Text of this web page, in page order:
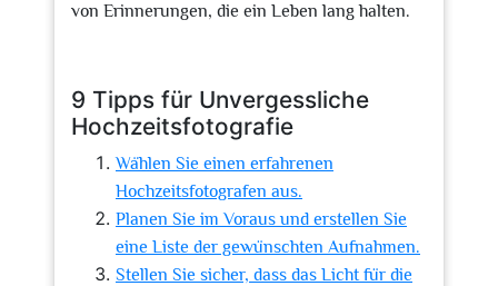
von Erinnerungen, die ein Leben lang halten.
9 Tipps für Unvergessliche
Hochzeitsfotografie
Wählen Sie einen erfahrenen
Hochzeitsfotografen aus.
Planen Sie im Voraus und erstellen Sie
eine Liste der gewünschten Aufnahmen.
Stellen Sie sicher, dass das Licht für die